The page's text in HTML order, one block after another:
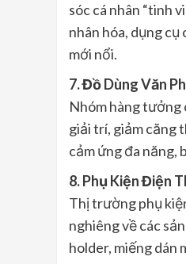
sóc cá nhân “tinh
nhân hóa, dụng
mới nổi.
7. Đồ Dùng Văn
Nhóm hàng tưởng
giải trí, giảm căng
cảm ứng đa năng,
8. Phụ Kiện Điện
Thị trường phụ
nghiêng về các
holder, miếng dán